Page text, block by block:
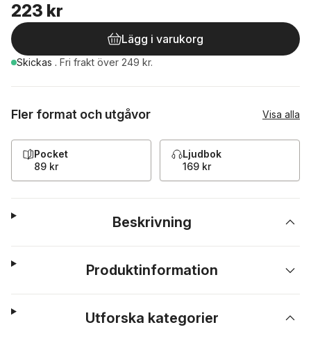
223 kr
Lägg i varukorg
Skickas . Fri frakt över 249 kr.
Fler format och utgåvor Visa alla
Pocket
89 kr
Ljudbok
169 kr
Beskrivning
Produktinformation
Utforska kategorier